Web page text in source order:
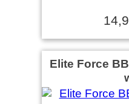
Elite Force